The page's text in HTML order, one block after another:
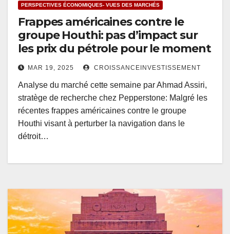
PERSPECTIVES ÉCONOMIQUES- VUES DES MARCHÉS
Frappes américaines contre le
groupe Houthi: pas d’impact sur
les prix du pétrole pour le moment
MAR 19, 2025 CROISSANCEINVESTISSEMENT
Analyse du marché cette semaine par Ahmad Assiri,
stratège de recherche chez Pepperstone: Malgré les
récentes frappes américaines contre le groupe
Houthi visant à perturber la navigation dans le
détroit…